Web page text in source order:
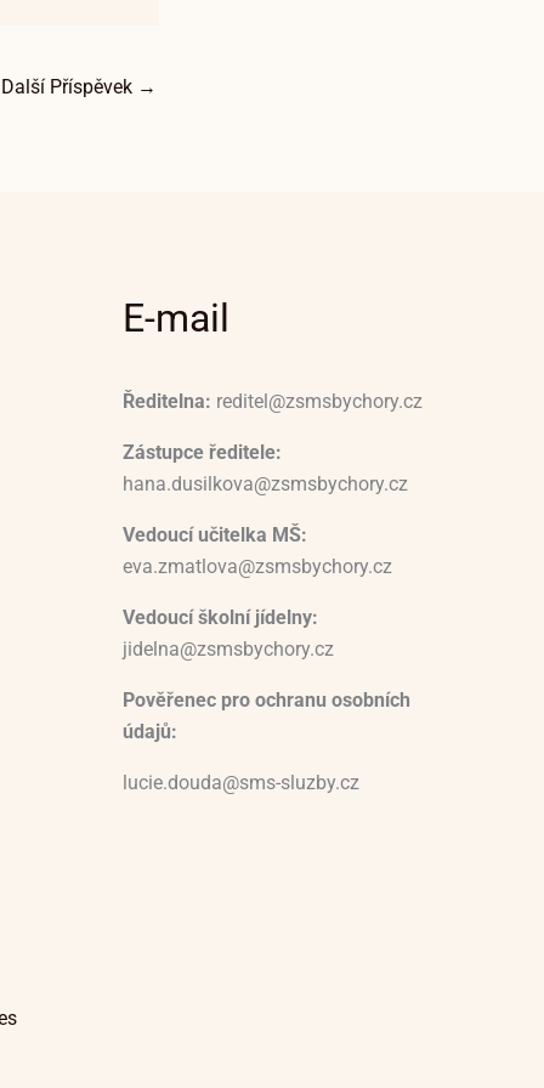
Další Příspěvek →
E-mail
Ředitelna: reditel@zsmsbychory.cz
Zástupce ředitele:
hana.dusilkova@zsmsbychory.cz
Vedoucí učitelka MŠ:
eva.zmatlova@zsmsbychory.cz
Vedoucí školní jídelny:
jidelna@zsmsbychory.cz
Pověřenec pro ochranu osobních
údajů:
lucie.douda@sms-sluzby.cz